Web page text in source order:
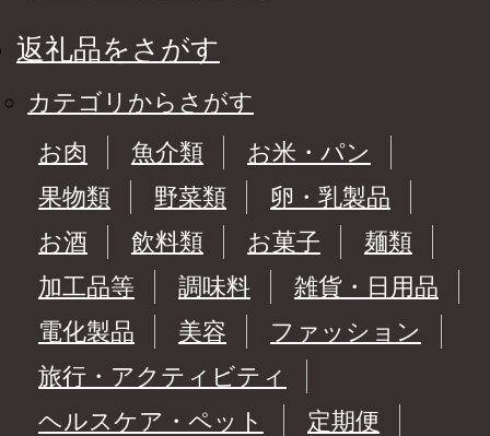
返礼品をさがす
カテゴリからさがす
お肉
魚介類
お米・パン
果物類
野菜類
卵・乳製品
お酒
飲料類 お菓子
麺類
加工品等
調味料
雑貨・日用品
電化製品
美容
ファッション
旅行・アクティビティ
ヘルスケア・ペット
定期便